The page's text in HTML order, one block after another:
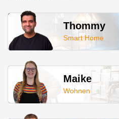
Thommy
Smart Home
Maike
Wohnen